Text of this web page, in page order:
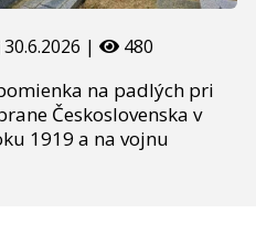
30.6.2026 | 480
na padlých pri
Československa v
1919 a na vojnu